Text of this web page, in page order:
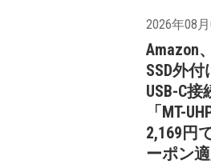
2026年08
Amazon
SSD外
USB-C
「MT-
2,169円
ーポン適